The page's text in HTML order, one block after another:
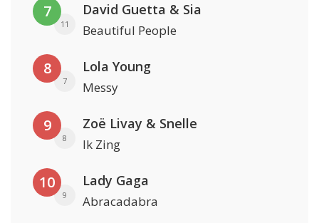
7
11
David Guetta & Sia
Beautiful People
8
7
Lola Young
Messy
9
8
Zoë Livay & Snelle
Ik Zing
10
9
Lady Gaga
Abracadabra